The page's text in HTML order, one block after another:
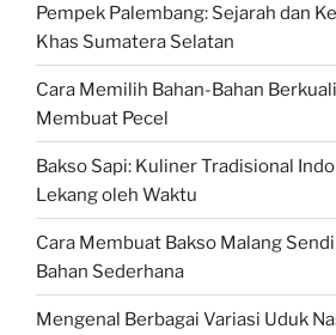
Pempek Palembang: Sejarah dan
Khas Sumatera Selatan
Cara Memilih Bahan-Bahan
Membuat Pecel
Bakso Sapi: Kuliner Tradisional
Lekang oleh Waktu
Cara Membuat Bakso Malang
Bahan Sederhana
Mengenal Berbagai Variasi Uduk